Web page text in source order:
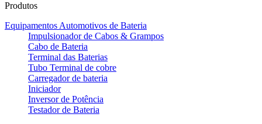
Produtos
Equipamentos Automotivos de Bateria
Impulsionador de Cabos & Grampos
Cabo de Bateria
Terminal das Baterias
Tubo Terminal de cobre
Carregador de bateria
Iniciador
Inversor de Potência
Testador de Bateria